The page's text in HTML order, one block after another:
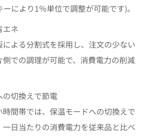
ーにより1％単位で調整が可能です)。
エネ
による分割式を採用し、注文の少ない
側での調理が可能で、消費電力の削減
の切換えで節電
時間帯では、保温モードへの切換えで
一日当たりの消費電力を従来品と比べ